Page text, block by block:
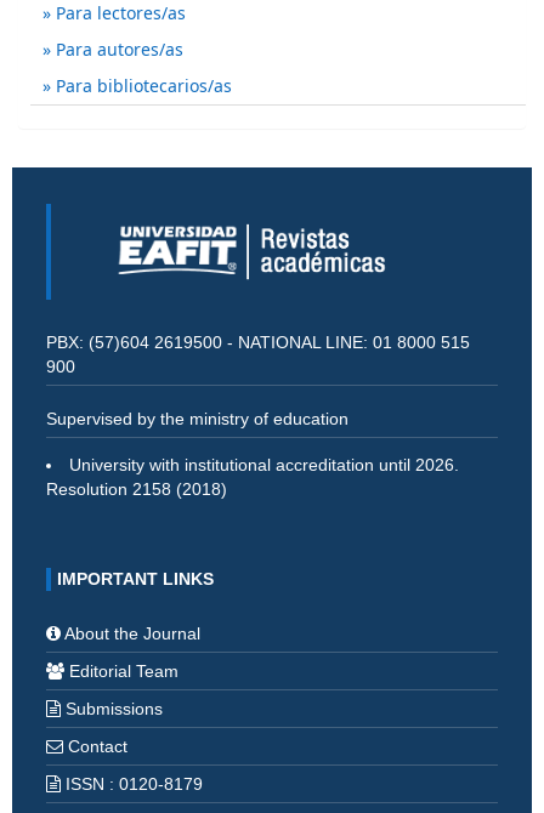
Para lectores/as
Para autores/as
Para bibliotecarios/as
PBX: (57)604 2619500 - NATIONAL LINE: 01 8000 515
900
Supervised by the ministry of education
University with institutional accreditation until 2026.
Resolution 2158 (2018)
IMPORTANT LINKS
About the Journal
Editorial Team
Submissions
Contact
ISSN : 0120-8179